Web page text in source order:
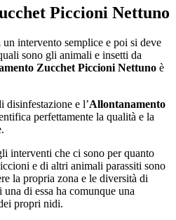
Piccioni Nettuno
intervento semplice e poi si deve
sono gli animali e insetti da
Zucchet Piccioni Nettuno è
disinfestazione e l’Allontanamento
perfettamente la qualità e la
interventi che ci sono per quanto
e di altri animali parassiti sono
la propria zona e le diversità di
di essa ha comunque una
propri nidi.